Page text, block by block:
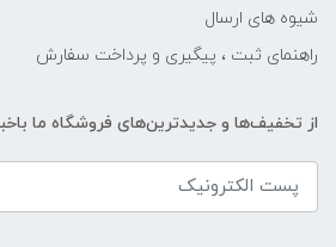
شیوه های ارسال
راهنمای ثبت ، پیگیری و پرداخت سفارش
از تخفیف‌ها و جدیدترین‌های فروشگاه ما